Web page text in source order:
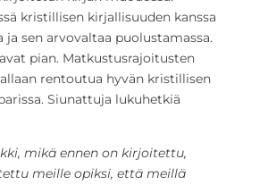
kristillisen kirjallisuuden kanssa
ja sen arvovaltaa puolustamassa.
pian. Matkustusrajoitusten
rentoutua hyvän kristillisen
Siunattuja lukuhetkiä
mikä ennen on kirjoitettu,
meille opiksi, että meillä